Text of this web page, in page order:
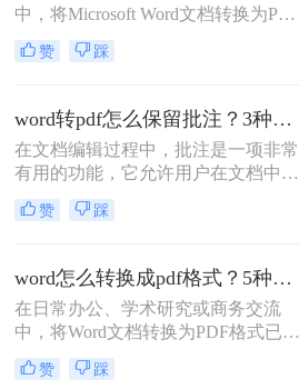
中，将Microsoft Word文档转换为PDF
格式已成为一项不可或缺的技能。
PDF（Portable Document Format）以
以及安全性，成为文件分发和归档的
首选格式。无论是提交简历、发布报
告还是共享论文，一个高质量的PDF
文件能确保在任何设备上呈现的效果
都与您的初衷一致。尽管Word转PDF
看似简单，但其中却隐藏着许多影响
赞 踩
word转pdf怎么保留批注？3种方法帮你轻松转换！
在文档编辑过程中，批注是一项非常
有用的功能，它允许用户在文档中直
接添加注释、提醒或反馈。然而，当
将Word文档转换为PDF格式时，很多
一个令人头疼的问题，因为批注往往
承载着重要的信息。那么，word转pdf
怎么保留批注呢？本文将为您提供解
决方案。
赞 踩
word怎么转换成pdf格式？5种高效方法详解与场景应用！
在日常办公、学术研究或商务交流
中，将Word文档转换为PDF格式已成
为一项不可或缺的技能。
PDF（Portable Document Format）以
赞 踩